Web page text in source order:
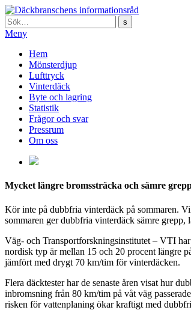
Sök:
Meny
Hem
Mönsterdjup
Lufttryck
Vinterdäck
Byte och lagring
Statistik
Frågor och svar
Pressrum
Om oss
Mycket längre bromssträcka och sämre
Kör inte på dubbfria vinterdäck på sommaren.
sommaren ger dubbfria vinterdäck sämre
Väg- och Transportforskningsinstitutet – VTI
nordisk typ är mellan 15 och 20 procent längre
jämfört med drygt 70 km/tim för vinterdäcken.
Flera däcktester har de senaste åren visat hur
inbromsning från 80 km/tim på våt väg
risken för vattenplaning ökar kraftigt med